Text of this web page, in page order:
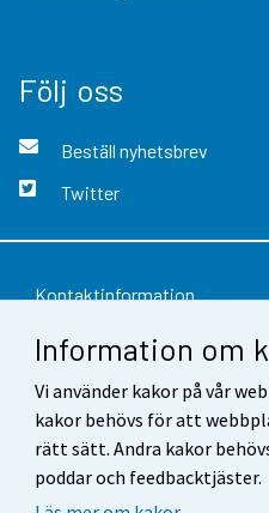
Information om
Vi använder kakor på vår
kakor behövs för att
rätt sätt. Andra kakor
poddar och feedbacktjäster.
Följ oss
Beställ nyhetsbrev
Twitter
Kontaktinformation
Respons
Användarvillkor
Dataskydd
Tillgänglighet